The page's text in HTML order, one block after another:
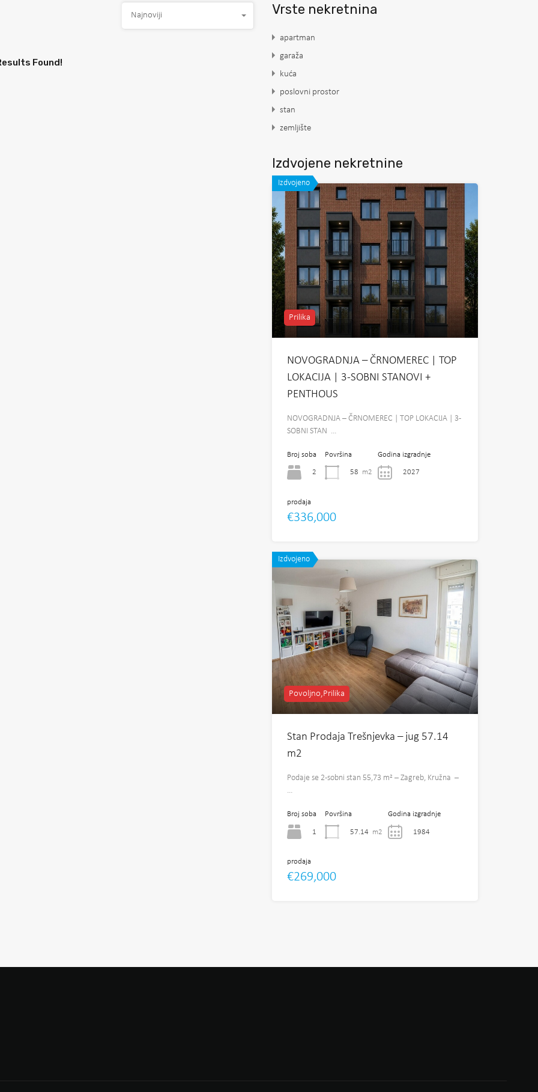
Najnoviji
Found!
Vrste nekretnina
apartman
garaža
kuća
poslovni prostor
stan
zemljište
Izdvojene nekretnine
Izdvojeno
Prilika
NOVOGRADNJA – ČRNOMEREC | TOP
LOKACIJA | 3-SOBNI STANOVI +
PENTHOUS
NOVOGRADNJA – ČRNOMEREC | TOP LOKACIJA | 3-
SOBNI STAN …
Broj soba
2
Površina
58 m2
Godina izgradnje
2027
prodaja
€336,000
Izdvojeno
Povoljno,Prilika
Stan Prodaja Trešnjevka – jug 57.14
m2
Podaje se 2-sobni stan 55,73 m² – Zagreb, Kružna –
…
Broj soba
1
Površina
57.14 m2
Godina izgradnje
1984
prodaja
€269,000